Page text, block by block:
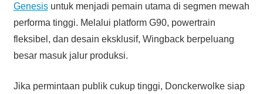
Genesisuntuk menjadi pemain utama di segmen mewah
performa tinggi. Melalui platform G90, powertrain
fleksibel, dan desain eksklusif, Wingback berpeluang
besar masuk jalur produksi.
Jika permintaan publik cukup tinggi, Donckerwolke siap